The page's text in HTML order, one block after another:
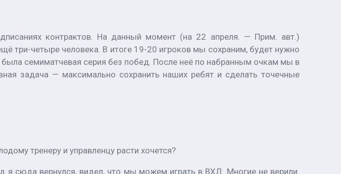
контрактов. На данный момент (на 22 апреля. — Прим. авт.)
три-четыре человека. В итоге 19-20 игроков мы сохраним, будет нужно
была семиматчевая серия без побед. После неё по набранным очкам мы в
задача — максимально сохранить наших ребят и сделать точечные
тренеру и управленцу расти хочется?
я сюда вернулся, видел, что мы можем играть в ВХЛ. Многие не верили.